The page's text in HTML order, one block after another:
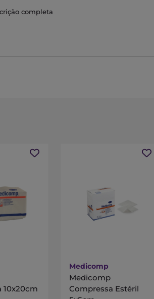
e flexível.
Previne potenciais infeções.
completa
10x20cm
Medicomp
Medicomp
Compressa Estéril